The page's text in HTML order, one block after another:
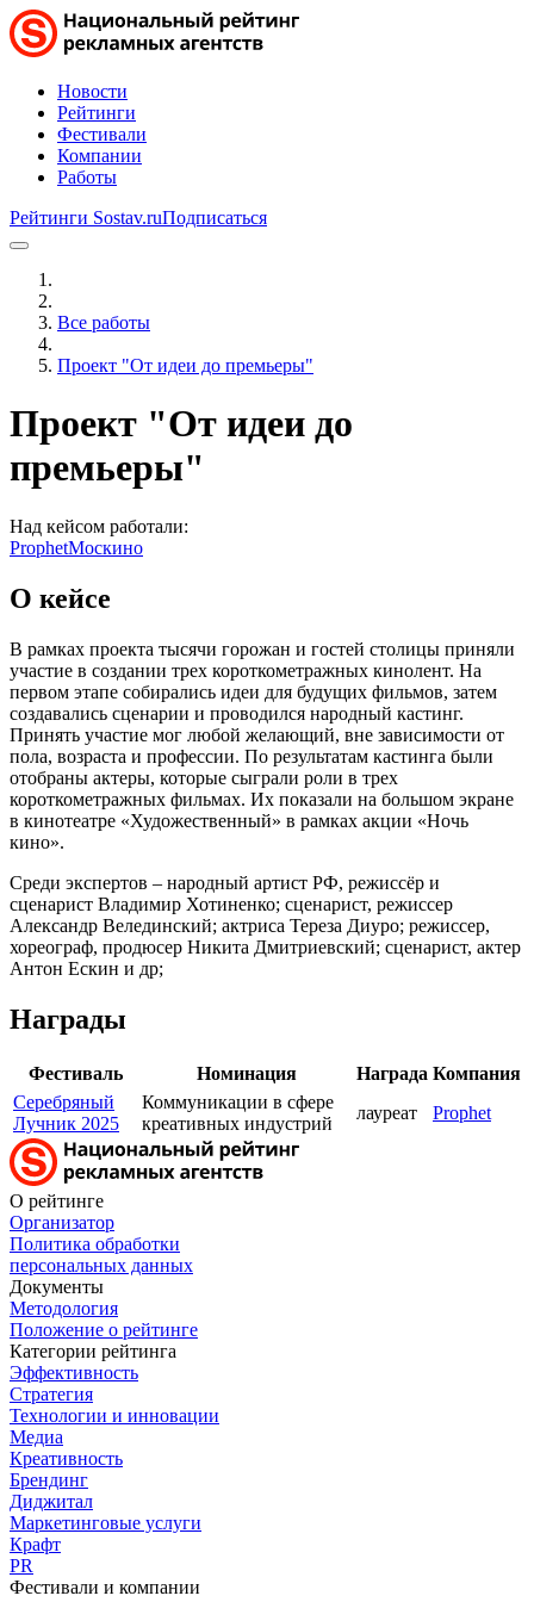
Новости
Рейтинги
Фестивали
Компании
Работы
Рейтинги Sostav.ruПодписаться
Все работы
Проект "От идеи до премьеры"
Проект "От идеи до
премьеры"
Над кейсом работали:
ProphetМоскино
О кейсе
В рамках проекта тысячи горожан и гостей столицы приняли
участие в создании трех короткометражных кинолент. На
первом этапе собирались идеи для будущих фильмов, затем
создавались сценарии и проводился народный кастинг.
Принять участие мог любой желающий, вне зависимости от
пола, возраста и профессии. По результатам кастинга были
отобраны актеры, которые сыграли роли в трех
короткометражных фильмах. Их показали на большом экране
в кинотеатре «Художественный» в рамках акции «Ночь
кино».
Среди экспертов – народный артист РФ, режиссёр и
сценарист Владимир Хотиненко; сценарист, режиссер
Александр Велединский; актриса Тереза Диуро; режиссер,
хореограф, продюсер Никита Дмитриевский; сценарист, актер
Антон Ескин и др;
Награды
Фестиваль Номинация Награда Компания
Серебряный
Лучник 2025
Коммуникации в сфере
креативных индустрий
лауреат Prophet
О рейтинге
Организатор
Политика обработки
персональных данных
Документы
Методология
Положение о рейтинге
Категории рейтинга
Эффективность
Стратегия
Технологии и инновации
Медиа
Креативность
Брендинг
Диджитал
Маркетинговые услуги
Крафт
PR
Фестивали и компании